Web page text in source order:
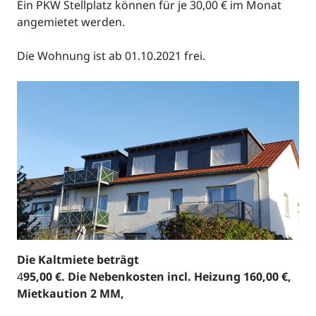
Ein PKW Stellplatz können für je 30,00 € im Monat
angemietet werden.
Die Wohnung ist ab 01.10.2021 frei.
Die Kaltmiete beträgt
495,00 €. Die Nebenkosten incl. Heizung 160,00 €,
Mietkaution 2 MM,